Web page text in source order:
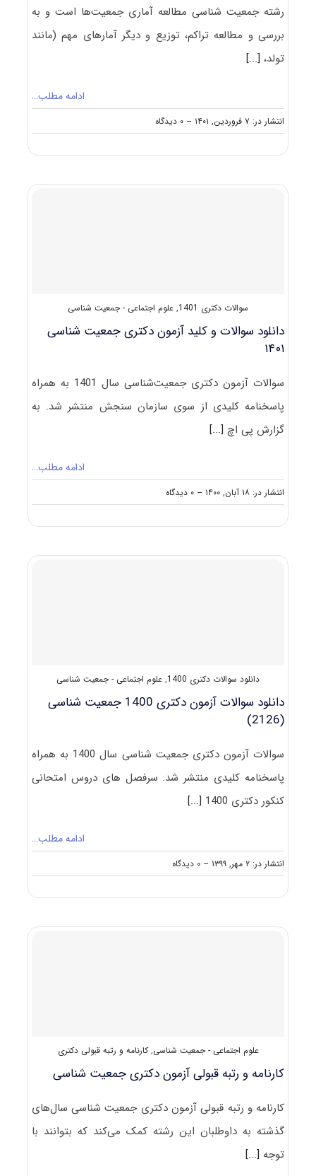
رشته جمعیت شناسی مطالعه آماری جمعیت‌ها است و به
بررسی و مطالعه تراکم، توزیع و دیگر آمارهای مهم (مانند
تولد،[...]
ادامه مطلب…
انتشار در: ۷ فروردین, ۱۴۰۱ -- ۰ دیدگاه
on
گرایش
شناسی
سوالات دکتری 1401 , علوم اجتماعی - جمعیت شناسی
دانلود سوالات و کلید آزمون دکتری جمعیت شناسی
۱۴۰۱
سوالات آزمون دکتری جمعیت‌شناسی سال 1401 به همراه
پاسخنامه کلیدی از سوی سازمان سنجش منتشر شد. به
گزارش پی اچ[...]
ادامه مطلب…
انتشار در: ۱۸ آبان, ۱۴۰۰ -- ۰ دیدگاه
on
دانلود
آزمون
دانلود سوالات دکتری 1400 , علوم اجتماعی - جمعیت شناسی
دانلود سوالات آزمون دکتری 1400 جمعیت ‌شناسی
(2126)
سوالات آزمون دکتری جمعیت ‌شناسی سال 1400 به همراه
پاسخنامه کلیدی منتشر شد. سرفصل های دروس امتحانی
کنکور دکتری 1400
[...]
ادامه مطلب…
انتشار در: ۲ مهر, ۱۳۹۹ -- ۰ دیدگاه
on
دانلود
۱۴۰۰
علوم اجتماعی - جمعیت شناسی,کارنامه و رتبه قبولی دکتری
کارنامه و رتبه قبولی آزمون دکتری جمعیت شناسی
کارنامه و رتبه قبولی آزمون دکتری جمعیت شناسی سال‌های
گذشته به داوطلبان این رشته کمک می‌کند که بتوانند با
توجه [...]